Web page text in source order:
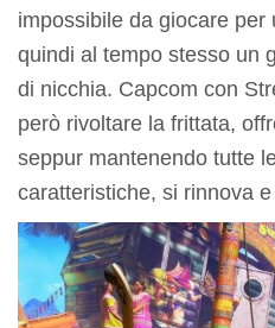
impossibile da giocare
quindi al tempo stesso un
di nicchia. Capcom con
però rivoltare la frittata,
seppur mantenendo tutte
caratteristiche, si rinnova e